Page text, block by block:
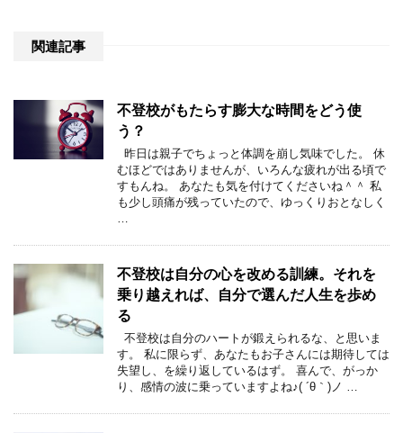
関連記事
不登校がもたらす膨大な時間をどう使
う？
昨日は親子でちょっと体調を崩し気味でした。 休
むほどではありませんが、いろんな疲れが出る頃で
すもんね。 あなたも気を付けてくださいね＾＾ 私
も少し頭痛が残っていたので、ゆっくりおとなしく
不登校は自分の心を改める訓練。それを
乗り越えれば、自分で選んだ人生を歩め
る
不登校は自分のハートが鍛えられるな、と思いま
す。 私に限らず、あなたもお子さんには期待しては
失望し、を繰り返しているはず。 喜んで、がっか
り、感情の波に乗っていますよね♪( ´θ｀)ノ …